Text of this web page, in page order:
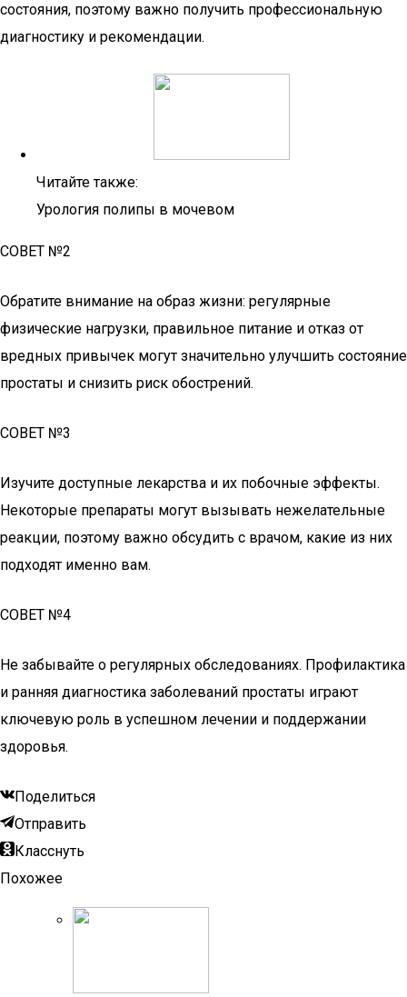
состояния, поэтому важно получить профессиональную
диагностику и рекомендации.
Читайте также:
Урология полипы в мочевом
СОВЕТ №2
Обратите внимание на образ жизни: регулярные
физические нагрузки, правильное питание и отказ от
вредных привычек могут значительно улучшить состояние
простаты и снизить риск обострений.
СОВЕТ №3
Изучите доступные лекарства и их побочные эффекты.
Некоторые препараты могут вызывать нежелательные
реакции, поэтому важно обсудить с врачом, какие из них
подходят именно вам.
СОВЕТ №4
Не забывайте о регулярных обследованиях. Профилактика
и ранняя диагностика заболеваний простаты играют
ключевую роль в успешном лечении и поддержании
здоровья.
Поделиться
Отправить
Класснуть
Похожее